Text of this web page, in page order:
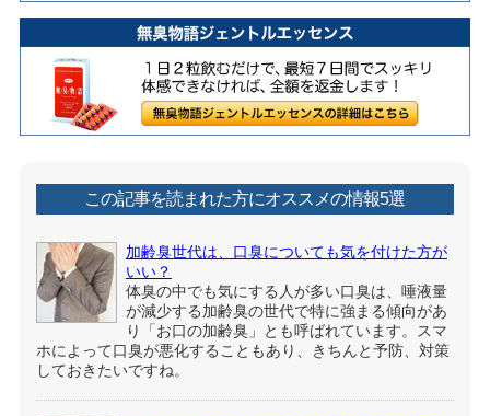
この記事を読まれた方にオススメの情報5選
加齢臭世代は、口臭についても気を付けた方が
いい？
体臭の中でも気にする人が多い口臭は、唾液量
が減少する加齢臭の世代で特に強まる傾向があ
り「お口の加齢臭」とも呼ばれています。スマ
ホによって口臭が悪化することもあり、きちんと予防、対策
しておきたいですね。